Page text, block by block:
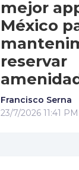
mejor
México
reservar
Francisco Serna
23/7/2026 11:41 PM